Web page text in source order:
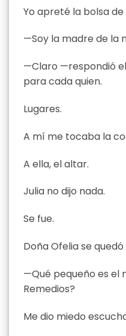
Yo apreté la bolsa
—Soy la madre de la
—Claro —respondió
para cada quien.
Lugares.
A mí me tocaba la
A ella, el altar.
Julia no dijo nada.
Se fue.
Doña Ofelia se
—Qué pequeño es el
Remedios?
Me dio miedo